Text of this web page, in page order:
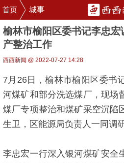
首页 城事
榆林市榆阳区委书记李忠
产整治工作
西西新闻 @ 2022-07-27 14:28
7月26日，榆林市榆阳区委书
河煤矿和部分洗选煤厂，现场
煤厂专项整治和煤矿采空沉陷
生卫，区能源局负责人一同调研
李忠宏一行深入银河煤矿安全